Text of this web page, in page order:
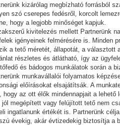
kizárólag megbízható forrásból
szó cserepes fedésről, korcolt
hogy a legjobb minőséget kapjuk.
kivitelezés mellett Partnerünk
igényeinek felmérésére is. Minden
a tető méretét, állapotát, a választott
részletes és átlátható, így az
és bádogos munkálatok során a
munkavállalói folyamatos
előírásokat elsajátítsák. A
hogy az ott élők mindennapjait a lehető
jól megépített vagy felújított tető nem
ingatlanunk értékét is. Partnerünk
évekig, akár évtizedekig biztosítja a